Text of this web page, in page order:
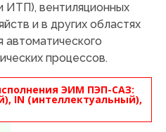
ИТП), вентиляционных
и в других областях
автоматического
процессов.
ЭИМ ПЭП-САЗ:
IN (интеллектуальный),